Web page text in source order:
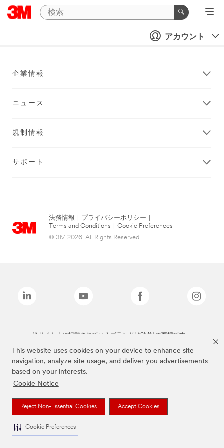
This website uses cookies on your device to enhance site
navigation, analyze site usage, and deliver you advertisements
based on your interests.
Cookie Notice
Reject Non-Essential Cookies Accept Cookies
Cookie Preferences
アカウント
企業情報
ニュース
規制情報
サポート
法務情報 プライバシーポリシー
Terms and Conditions
Cookie Preferences
© 3M 2026. All Rights Reserved.
当サイト上に掲載されているブランドは3M社の商標です。